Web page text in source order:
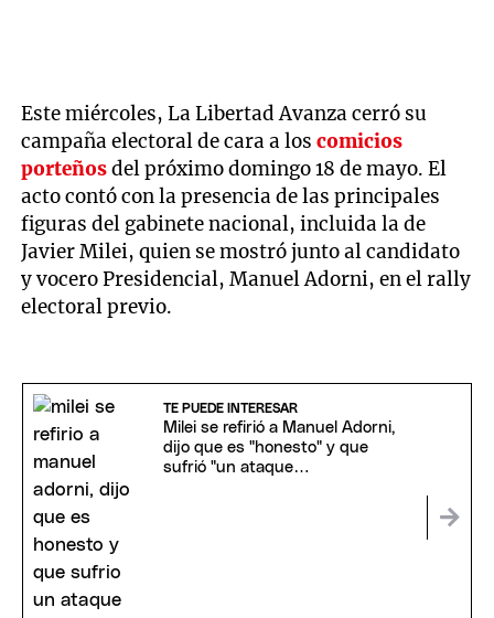
Este miércoles, La Libertad Avanza cerró su
campaña electoral de cara a loscomicios
porteñosdel próximo domingo 18 de mayo. El
acto contó con la presencia de las principales
figuras del gabinete nacional, incluida la de
Javier Milei, quien se mostró junto al candidato
y vocero Presidencial, Manuel Adorni, en el rally
electoral previo.
TE PUEDE INTERESAR
Milei se refirió a Manuel Adorni,
dijo que es "honesto" y que
sufrió "un ataque